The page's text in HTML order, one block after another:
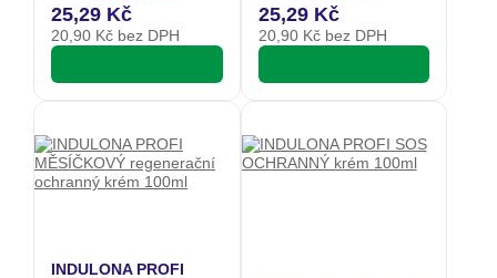
25,29 Kč
20,90 Kč bez DPH
25,29 Kč
20,90Kč bez DPH
INDULONA PROFI